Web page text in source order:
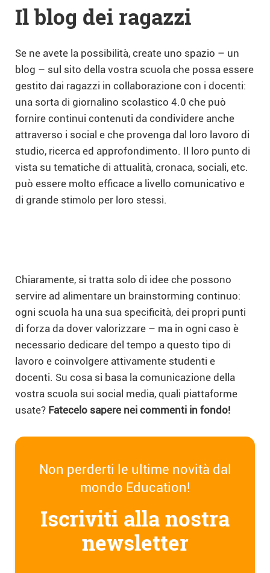
Il blog dei ragazzi
Se ne avete la possibilità, create uno spazio – un
blog – sul sito della vostra scuola che possa essere
gestito dai ragazzi in collaborazione con i docenti:
una sorta di giornalino scolastico 4.0 che può
fornire continui contenuti da condividere anche
attraverso i social e che provenga dal loro lavoro di
studio, ricerca ed approfondimento. Il loro punto di
vista su tematiche di attualità, cronaca, sociali, etc.
può essere molto efficace a livello comunicativo e
di grande stimolo per loro stessi.
Chiaramente, si tratta solo di idee che possono
servire ad alimentare un brainstorming continuo:
ogni scuola ha una sua specificità, dei propri punti
di forza da dover valorizzare – ma in ogni caso è
necessario dedicare del tempo a questo tipo di
lavoro e coinvolgere attivamente studenti e
docenti. Su cosa si basa la comunicazione della
vostra scuola sui social media, quali piattaforme
usate? Fatecelo sapere nei commenti in fondo!
Non perderti le ultime novità dal
mondo Education!
Iscriviti alla nostra
newsletter